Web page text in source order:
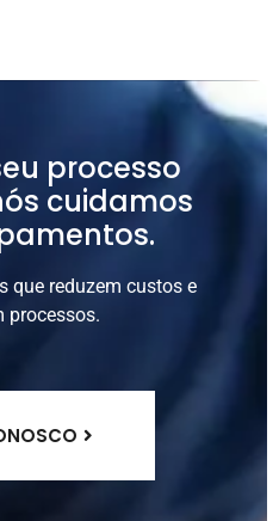
processo
cuidamos
que reduzem custos e
processos.